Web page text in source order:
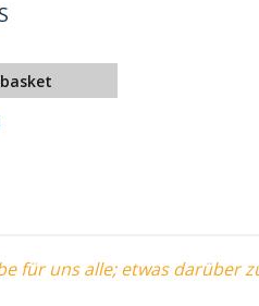
für uns alle; etwas darüber